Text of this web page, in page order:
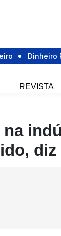
Dinheiro
REVISTA
na
diz